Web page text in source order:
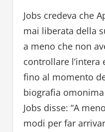
Jobs credeva che
mai liberata della
a meno che non
controllare l’intera
fino al momento
biografia omonima
Jobs disse: “A
modi per far